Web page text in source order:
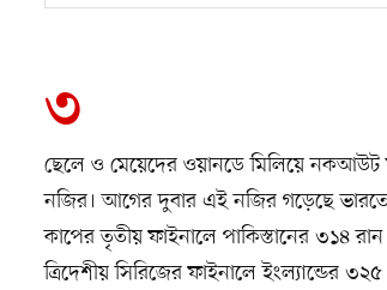
৩
ছেলে ও মেয়েদের ওয়ানডে মিলিয়ে নকআউট
নজির। আগের দুবার এই নজির গড়েছে
কাপের তৃতীয় ফাইনালে পাকিস্তানের ৩১৪
ত্রিদেশীয় সিরিজের ফাইনালে ইংল্যান্ডের